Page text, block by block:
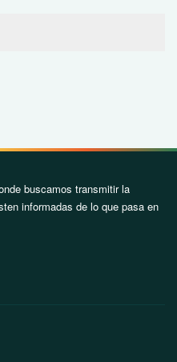
buscamos transmitir la
informadas de lo que pasa en